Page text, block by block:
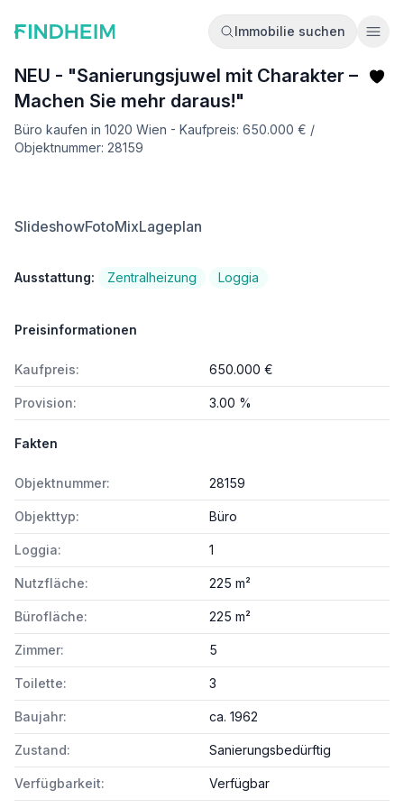
Immobilie suchen
NEU - "Sanierungsjuwel mit Charakter –
Machen Sie mehr daraus!"
Büro kaufen in 1020 Wien - Kaufpreis: 650.000 € /
Objektnummer: 28159
SlideshowFotoMixLageplan
Ausstattung: Zentralheizung Loggia
Preisinformationen
Kaufpreis: 650.000 €
Provision: 3.00 %
Fakten
Objektnummer: 28159
Objekttyp: Büro
Loggia: 1
Nutzfläche: 225 m²
Bürofläche: 225 m²
Zimmer: 5
Toilette: 3
Baujahr: ca. 1962
Zustand: Sanierungsbedürftig
Verfügbarkeit: Verfügbar